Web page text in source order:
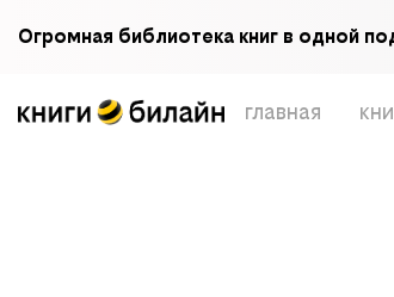
Огромная библиотека книг в одной
главная